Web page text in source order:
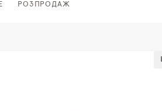
РОЗПРОДАЖ